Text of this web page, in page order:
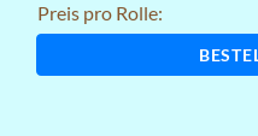
Preis pro Rolle: